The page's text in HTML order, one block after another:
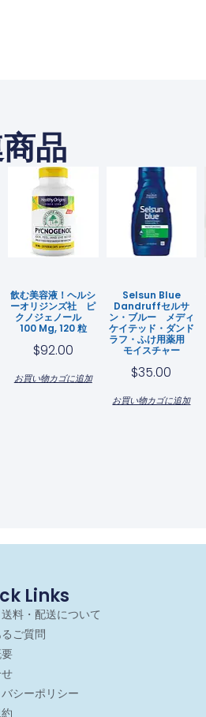
品
飲む美容液！ヘルシ
ーオリジンズ社 ピ
クノジェノール
100 Mg, 120 粒
$92.00
お買い物カゴに追加
Selsun Blue
Dandruffセルサ
ン・ブルー メディ
ケイテッド・ダンド
ラフ・ふけ用薬用
モイスチャー
$35.00
お買い物カゴに追加
Links
料・配送について
ご質問
シーポリシー